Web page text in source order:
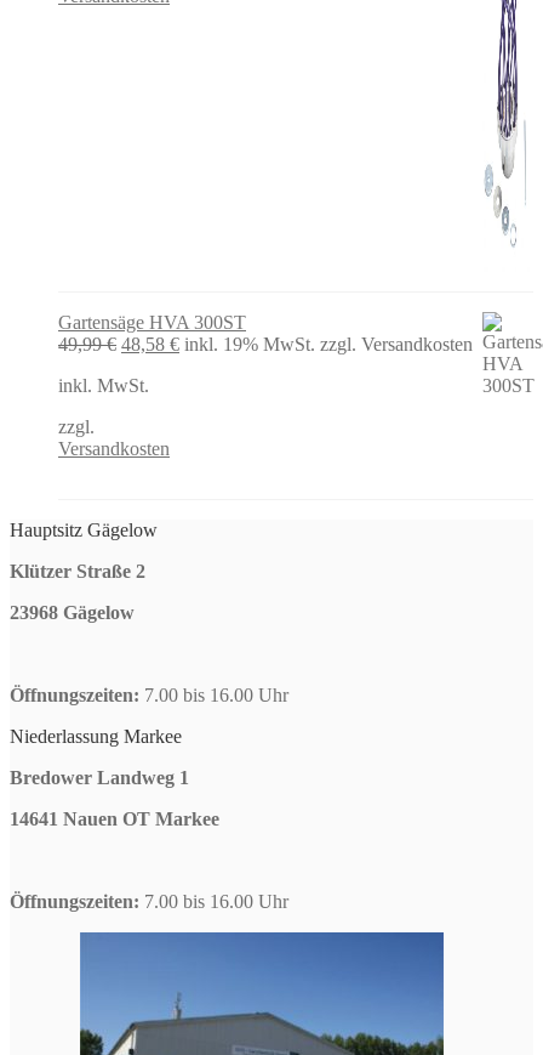
Gartensäge HVA 300ST
49,99€ Ursprünglicher
war:
48,58 €Aktueller
inkl. 19% MwSt. zzgl. Versandkosten
inkl. MwSt.
zzgl.
Versandkosten
Hauptsitz Gägelow
Klützer Straße 2
23968 Gägelow
Öffnungszeiten: 7.00 bis 16.00 Uhr
Niederlassung Markee
Bredower Landweg 1
14641 Nauen OT Markee
Öffnungszeiten: 7.00 bis 16.00 Uhr